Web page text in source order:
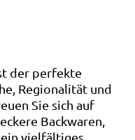
der perfekte
Regionalität und
Sie sich auf
Backwaren,
vielfältiges